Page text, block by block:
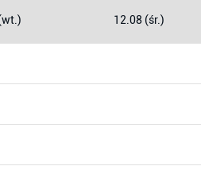
12.08 (śr.)